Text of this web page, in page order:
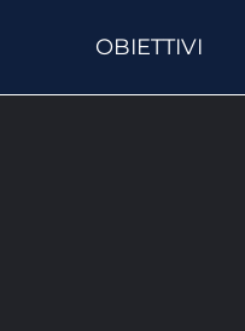
OBIETTIVI